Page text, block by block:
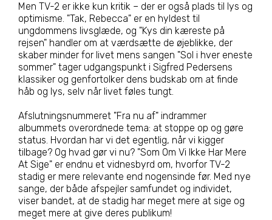
Men TV-2 er ikke kun kritik – der er også plads til lys og
optimisme. "Tak, Rebecca" er en hyldest til
ungdommens livsglæde, og "Kys din kæreste på
rejsen" handler om at værdsætte de øjeblikke, der
skaber minder for livet mens sangen "Sol i hver eneste
sommer" tager udgangspunkt i Sigfred Pedersens
klassiker og genfortolker dens budskab om at finde
håb og lys, selv når livet føles tungt.
Afslutningsnummeret "Fra nu af" indrammer
albummets overordnede tema: at stoppe op og gøre
status. Hvordan har vi det egentlig, når vi kigger
tilbage? Og hvad gør vi nu? "Som Om Vi Ikke Har Mere
At Sige" er endnu et vidnesbyrd om, hvorfor TV-2
stadig er mere relevante end nogensinde før. Med nye
sange, der både afspejler samfundet og individet,
viser bandet, at de stadig har meget mere at sige og
meget mere at give deres publikum!